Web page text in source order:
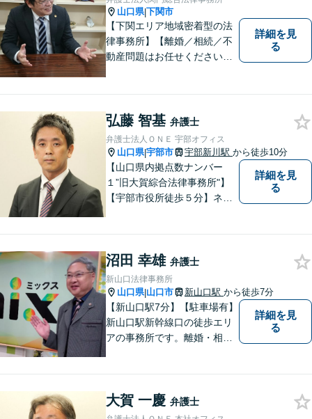
山口県|下関市
【下関エリア地域密着型の法
律事務所】【離婚／相続／不
動産問題はお任せください】
りの声を大切にし、適切な解
決方法をご提案いたします。
詳細を見
る
弘藤 智基 弁護士
弁護士法人ＯＮＥ 宇部オフィス
山口県|宇部市 宇部新川駅 から徒歩10分
【山口県内拠点数ナンバー
１”旧大賀綜合法律事務所"】
【宇部市役所徒歩５分】ネッ
相談ください。
詳細を見
る
沼田 幸雄 弁護士
新山口法律事務所
山口県|山口市 新山口駅 から徒歩7分
【新山口駅7分】【駐車場有】
新山口駅新幹線口の徒歩エリ
アの事務所です。離婚・相続
になることがあれば、おたず
ねください。
詳細を見
る
大賀 一慶 弁護士